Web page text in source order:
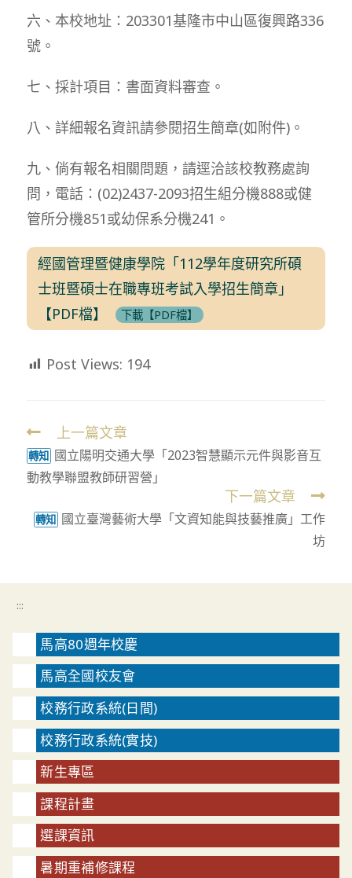
六、本校地址：203301基隆市中山區復興路336
號。
七、採計項目：書面資料審查。
八、詳細報名資訊請參閱招生簡章(如附件)。
九、倘有報名相關問題，請逕洽該校教務處詢
問，電話：(02)2437-2093招生組分機888或健
管所分機851或幼保系分機241。
經國管理暨健康學院「112學年度研究所碩
士班暨碩士在職專班考試入學招生簡章」
【PDF檔】
下載【PDF檔】
Post Views: 194
Read
more
articles
上一篇文章
轉知 國立陽明交通大學「2023智慧顯示元件與影音互
動教學聯盟教師研習營」
下一篇文章
轉知 國立臺灣藝術大學「文資知能與技藝推廣」工作
坊
:::
馬高80週年校慶
馬高全國校友會
校務行政系統(日間)
校務行政系統(實技)
新生專區
課程計畫
選課資訊
暑期重補修課程